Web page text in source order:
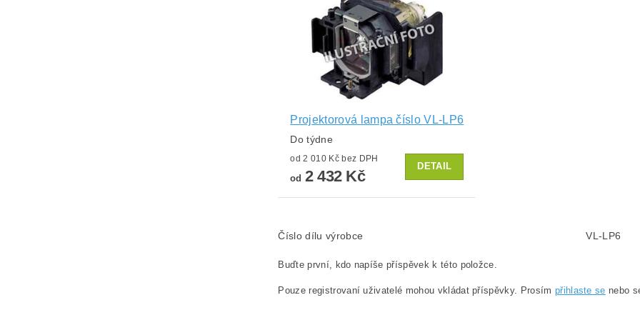
Projektorová lampa číslo VL-LP6
Do týdne
od 2 010 Kč bez DPH
od 2 432 Kč
DETAIL
Číslo dílu výrobce VL-LP6
Buďte první, kdo napíše příspěvek k této položce.
Pouze registrovaní uživatelé mohou vkládat příspěvky. Prosím přihlaste se nebo